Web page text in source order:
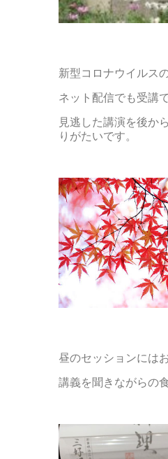
新型コロナウイルス
ネット配信でも受講
見逃した講演を後か
りがたいです。
昼のセッションには
講義を聞きながらの